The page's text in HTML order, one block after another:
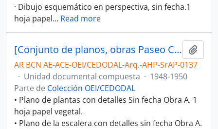
· Dibujo esquemático en perspectiva, sin fecha.1
hoja papel… Read more
[Conjunto de planos, obras Paseo Colón 329/337 (Obra A) y 521-23-25-31(Obra B)]
AR BCN AE-ACE-OEI/CEDODAL-Arq.-AHP-SrAP-0137
· Unidad documental compuesta · 1948-1950
Parte de Colección OEI/CEDODAL
• Plano de plantas con detalles Sin fecha Obra A. 1
hoja papel vegetal.
• Plano de la escalera con detalles sin fecha Obra A.